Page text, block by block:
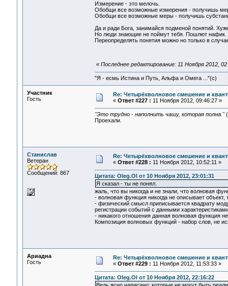
Измерение - это мелочь.
Обобщи все возможные измерения - получишь
Обобщи все возможные меры - получишь
Да и ради Бога, занимайся подменой понятий.
Но люди знающие не поймут тебя. Пошлют нафик.
Переопределять понятия можно но только в
« Последнее редактирование: 11 Ноября 2012,
"Я - есмь Истина и Путь, Альфа и Омега ..."(с)
Участник
Гость
Re: Четырёхволновое смешение и
« Ответ #227 : 11 Ноября 2012, 09:46:27 »
"Это трудно - наполнить чашу, которая полна."
Проехали.
Станислав
Ветеран
Сообщений: 867
Re: Четырёхволновое смешение и
« Ответ #228 : 11 Ноября 2012, 10:52:11 »
Цитата: Oleg.Ol от 10 Ноября 2012, 23:01:31
Я сказал - ты не понял.
жаль, что вы никогда и не знали, что волновая
- волновая функция никогда не описывает
- физический смысл приписывается квадрату
регистрации событий с данными
- никакого отношения данная волновая функция
Композиция волновых функций - набор слов, не
Ариадна
Гость
Re: Четырёхволновое смешение и
« Ответ #229 : 11 Ноября 2012, 11:53:33 »
Цитата: Oleg.Ol от 10 Ноября 2012, 22:16:22